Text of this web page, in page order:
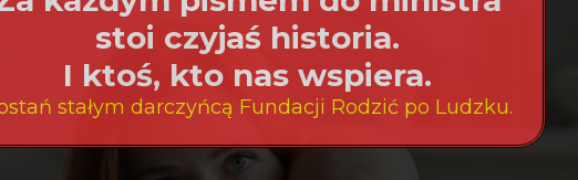
stoi czyjaś historia.
I ktoś, kto nas wspiera.
stałym darczyńcą Fundacji Rodzić po Ludzku.